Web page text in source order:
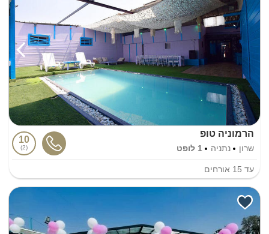
הרמוניה טופ
שרון נתניה 1 לופט
10
2
עד 15 אורחים